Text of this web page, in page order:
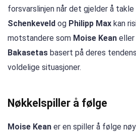
forsvarslinjen når det gjelder å takle
Schenkeveld og Philipp Max kan
motstandere som Moise Kean eller
Bakasetas basert på deres
voldelige situasjoner.
Nøkkelspiller å følge
Moise Kean er en spiller å følge